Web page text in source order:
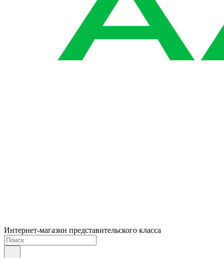
Интернет-магазин представительского класса